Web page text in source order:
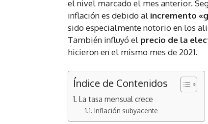
el nivel marcado el mes anterior.
inflación es debido al incremento
sido especialmente notorio en los
También influyó el precio de la
hicieron en el mismo mes de 2021.
Índice de Contenidos
La tasa mensual crece
Inflación subyacente